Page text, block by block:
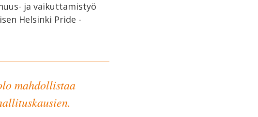
ja vaikuttamistyö
Helsinki Pride -
mahdollistaa